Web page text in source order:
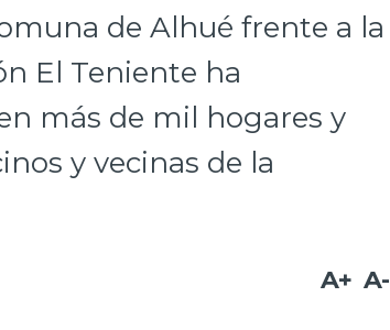
de Alhué frente a la
El Teniente ha
más de mil hogares y
y vecinas de la
A+ A-